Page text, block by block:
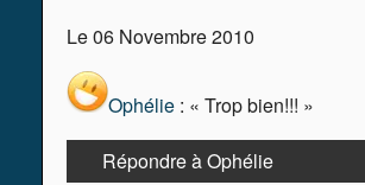
Le 06 Novembre 2010
Ophélie : « Trop bien!!! »
Répondre à Ophélie